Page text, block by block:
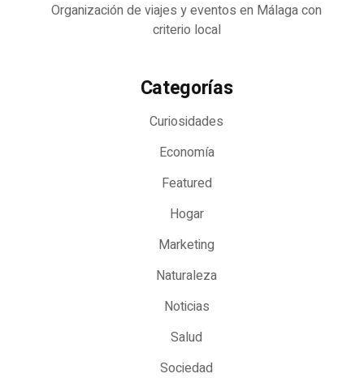
Organización de viajes y eventos en Málaga con
criterio local
Categorías
Curiosidades
Economía
Featured
Hogar
Marketing
Naturaleza
Noticias
Salud
Sociedad